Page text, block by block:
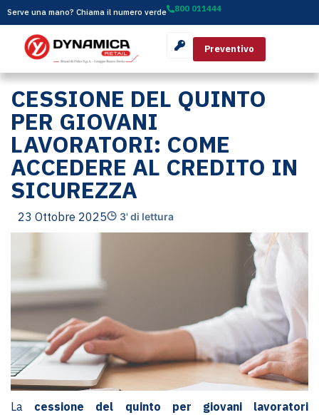
Serve una mano? Chiama il numero verde 800 011444
Preventivo
CESSIONE DEL QUINTO
PER GIOVANI
LAVORATORI: COME
ACCEDERE AL CREDITO IN
SICUREZZA
23 Ottobre 2025 3' di lettura
La cessione del quinto per giovani lavoratori